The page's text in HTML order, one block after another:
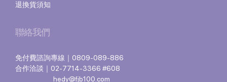
退換貨須知
聯絡我們
免付費諮詢專線｜0809-089-886
合作洽談｜02-7714-3366 #608
hedy@fjb100.com